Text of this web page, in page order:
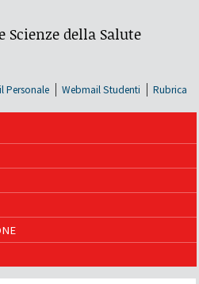
Scienze della Salute
Personale Webmail Studenti Rubrica